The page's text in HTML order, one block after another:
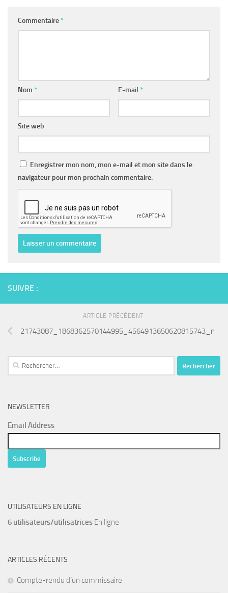
Commentaire *
Nom * E-mail *
Site web
Enregistrer mon nom, mon e-mail et mon site dans le
navigateur pour mon prochain commentaire.
SUIVRE :
ARTICLE PRÉCÉDENT
21743087_1868362570144995_4564913650620815743_n
Rechercher :
NEWSLETTER
Email Address
UTILISATEURS EN LIGNE
6 utilisateurs/utilisatrices En ligne
ARTICLES RÉCENTS
Compte-rendu d’un commissaire